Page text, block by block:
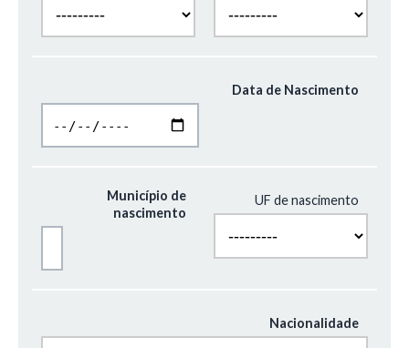
Data de Nascimento
Município de
nascimento
UF de nascimento
Nacionalidade